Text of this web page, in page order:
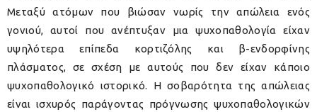
Μεταξύ ατόμων που βιώσαν νωρίς την απώλεια ενός
γονιού, αυτοί που ανέπτυξαν μια ψυχοπαθολογία είχαν
υψηλότερα επίπεδα κορτιζόλης και β-ενδορφίνης
πλάσματος, σε σχέση με αυτούς που δεν είχαν κάποιο
ψυχοπαθολογικό ιστορικό. Η σοβαρότητα της απώλειας
είναι ισχυρός παράγοντας πρόγνωσης ψυχοπαθολογικών